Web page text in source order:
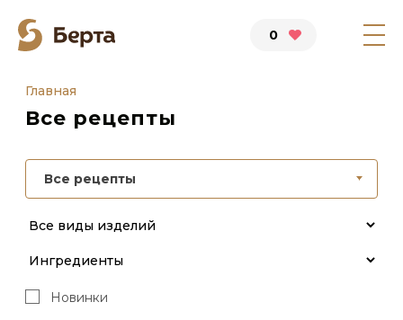
0
Главная
Все рецепты
Все рецепты
Новинки